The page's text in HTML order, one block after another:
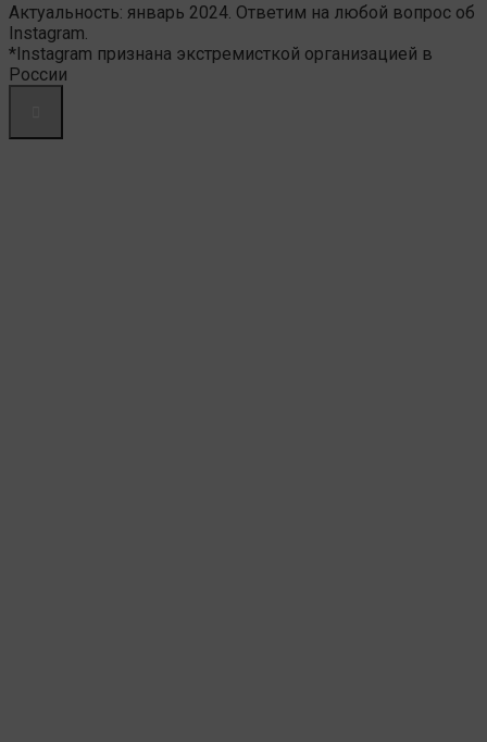
Актуальность: январь 2024. Ответим на любой вопрос об
Instagram.
*Instagram признана экстремисткой организацией в
России